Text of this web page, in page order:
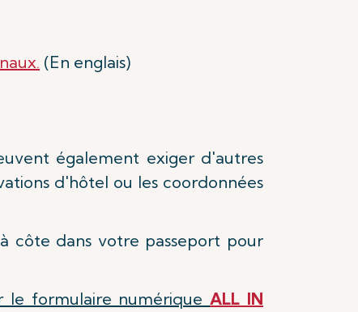
(En englais)
également exiger d'autres
d'hôtel ou les coordonnées
côte dans votre passeport pour
le formulaire numériqueALL IN